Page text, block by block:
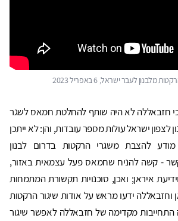
כי חזבאללה לא היה שותף להחלטת חמאס לשגר
ישראל עולות מספר עובדות, והן: לא ייתכן
להצבת משגרי הרקטות בדרום לבנון
- קשה להניח שחמאס פעל עצמאית באזור,
וידיעת איראן; ואכן, סוכנויות תקשורת המתמחות
וחזבאללה ידעו מראש על אודות שיגור הרקטות
התחייבות מקדימה של חזבאללה לאפשר שיגור